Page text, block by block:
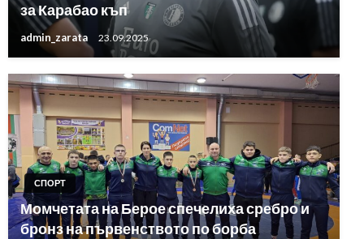
за Карабао къп
admin_zarata 23.09.2025
СПОРТ
Момчетата на Берое спечелиха сребро и
бронз на първенството по борба